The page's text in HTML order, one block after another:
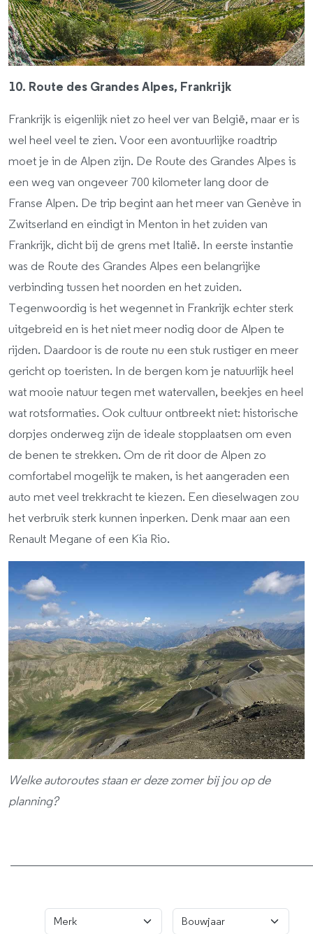
10. Route des Grandes Alpes, Frankrijk
Frankrijk is eigenlijk niet zo heel ver van België, maar er is
wel heel veel te zien. Voor een avontuurlijke roadtrip
moet je in de Alpen zijn. De Route des Grandes Alpes is
een weg van ongeveer 700 kilometer lang door de
Franse Alpen. De trip begint aan het meer van Genève in
Zwitserland en eindigt in Menton in het zuiden van
Frankrijk, dicht bij de grens met Italië. In eerste instantie
was de Route des Grandes Alpes een belangrijke
verbinding tussen het noorden en het zuiden.
Tegenwoordig is het wegennet in Frankrijk echter sterk
uitgebreid en is het niet meer nodig door de Alpen te
rijden. Daardoor is de route nu een stuk rustiger en meer
gericht op toeristen. In de bergen kom je natuurlijk heel
wat mooie natuur tegen met watervallen, beekjes en heel
wat rotsformaties. Ook cultuur ontbreekt niet: historische
dorpjes onderweg zijn de ideale stopplaatsen om even
de benen te strekken. Om de rit door de Alpen zo
comfortabel mogelijk te maken, is het aangeraden een
auto met veel trekkracht te kiezen. Een dieselwagen zou
het verbruik sterk kunnen inperken. Denk maar aan een
Renault Megane of een Kia Rio.
Welke autoroutes staan er deze zomer bij jou op de
planning?